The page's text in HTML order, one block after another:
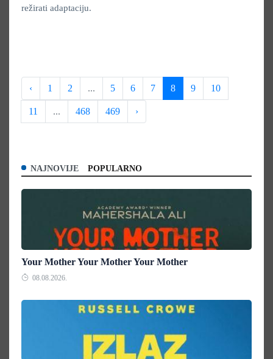
režirati adaptaciju.
‹ 1 2 ... 5 6 7 8 9 10
11 ... 468 469 ›
NAJNOVIJE POPULARNO
Your Mother Your Mother Your Mother
08.08.2026.